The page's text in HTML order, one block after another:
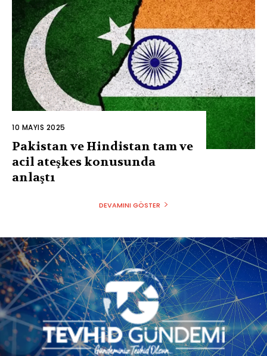
10 MAYIS 2025
Pakistan ve Hindistan tam ve
acil ateşkes konusunda
anlaştı
DEVAMINI GÖSTER